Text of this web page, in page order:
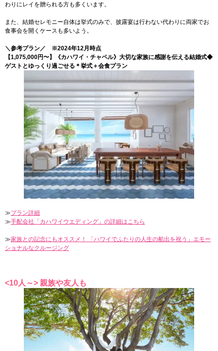
わりにレイを贈られる方も多くいます。
また、結婚セレモニー自体は挙式のみで、披露宴は行わない代わりに両家でお
食事会を開くケースも多いよう。
＼参考プラン／ ※2024年12月時点
【1,075,000円〜】《カハワイ・チャペル》大切な家族に感謝を伝える結婚式◆
ゲストとゆっくり過ごせる＊挙式＋会食プラン
≫プラン詳細
≫手配会社「カハワイウエディング」の詳細はこちら
≫家族との記念にもオススメ！ 「ハワイでふたりの人生の船出を祝う」エモー
ショナルなクルージング
<10人～> 親族や友人も